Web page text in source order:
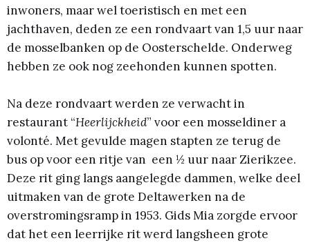
inwoners, maar wel toeristisch en met een
jachthaven, deden ze een rondvaart van 1,5 uur naar
de mosselbanken op de Oosterschelde. Onderweg
hebben ze ook nog zeehonden kunnen spotten.
Na deze rondvaart werden ze verwacht in
restaurant “Heerlijckheid” voor een mosseldiner a
volonté. Met gevulde magen stapten ze terug de
bus op voor een ritje van een ½ uur naar Zierikzee.
Deze rit ging langs aangelegde dammen, welke deel
uitmaken van de grote Deltawerken na de
overstromingsramp in 1953. Gids Mia zorgde ervoor
dat het een leerrijke rit werd langsheen grote